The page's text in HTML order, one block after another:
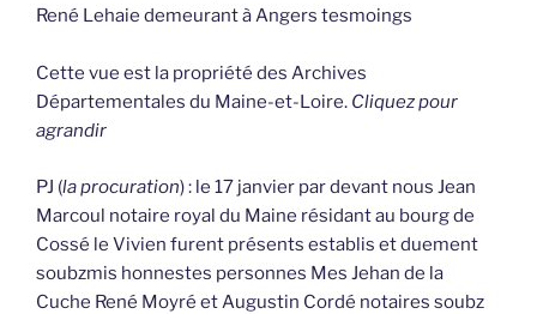
René Lehaie demeurant à Angers tesmoings
Cette vue est la propriété des Archives
Départementales du Maine-et-Loire. Cliquez pour
agrandir
PJ (la procuration) : le 17 janvier par devant nous Jean
Marcoul notaire royal du Maine résidant au bourg de
Cossé le Vivien furent présents establis et duement
soubzmis honnestes personnes Mes Jehan de la
Cuche René Moyré et Augustin Cordé notaires soubz